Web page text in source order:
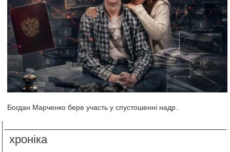
Богдан Марченко бере участь у спустошенні надр.
хроніка